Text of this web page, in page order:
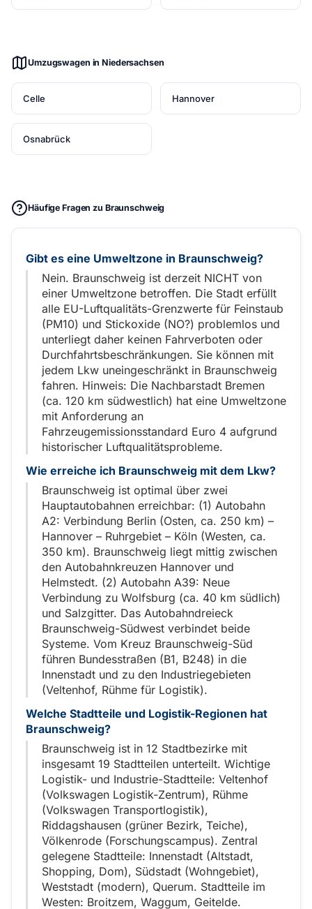
Umzugswagen in Niedersachsen
Celle Hannover
Osnabrück
Häufige Fragen zu Braunschweig
Gibt es eine Umweltzone in Braunschweig?
Nein. Braunschweig ist derzeit NICHT von
einer Umweltzone betroffen. Die Stadt erfüllt
alle EU-Luftqualitäts-Grenzwerte für Feinstaub
(PM10) und Stickoxide (NO?) problemlos und
unterliegt daher keinen Fahrverboten oder
Durchfahrtsbeschränkungen. Sie können mit
jedem Lkw uneingeschränkt in Braunschweig
fahren. Hinweis: Die Nachbarstadt Bremen
(ca. 120 km südwestlich) hat eine Umweltzone
mit Anforderung an
Fahrzeugemissionsstandard Euro 4 aufgrund
historischer Luftqualitätsprobleme.
Wie erreiche ich Braunschweig mit dem Lkw?
Braunschweig ist optimal über zwei
Hauptautobahnen erreichbar: (1) Autobahn
A2: Verbindung Berlin (Osten, ca. 250 km) –
Hannover – Ruhrgebiet – Köln (Westen, ca.
350 km). Braunschweig liegt mittig zwischen
den Autobahnkreuzen Hannover und
Helmstedt. (2) Autobahn A39: Neue
Verbindung zu Wolfsburg (ca. 40 km südlich)
und Salzgitter. Das Autobahndreieck
Braunschweig-Südwest verbindet beide
Systeme. Vom Kreuz Braunschweig-Süd
führen Bundesstraßen (B1, B248) in die
Innenstadt und zu den Industriegebieten
(Veltenhof, Rühme für Logistik).
Welche Stadtteile und Logistik-Regionen hat
Braunschweig?
Braunschweig ist in 12 Stadtbezirke mit
insgesamt 19 Stadtteilen unterteilt. Wichtige
Logistik- und Industrie-Stadtteile: Veltenhof
(Volkswagen Logistik-Zentrum), Rühme
(Volkswagen Transportlogistik),
Riddagshausen (grüner Bezirk, Teiche),
Völkenrode (Forschungscampus). Zentral
gelegene Stadtteile: Innenstadt (Altstadt,
Shopping, Dom), Südstadt (Wohngebiet),
Weststadt (modern), Querum. Stadtteile im
Westen: Broitzem, Waggum, Geitelde.